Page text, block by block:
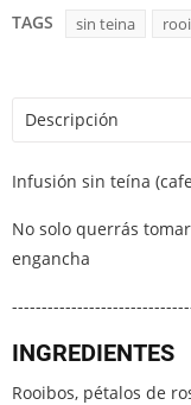
TAGS sin teina
Descripción
Infusión sin teína
No solo querrás
engancha
INGREDIENTES
Rooibos, pétalos de